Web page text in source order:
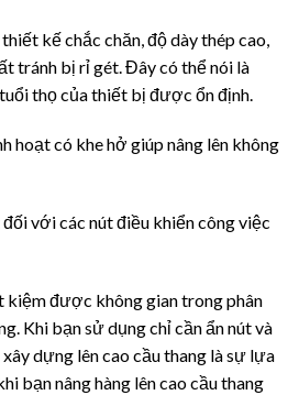
kế chắc chăn, độ dày thép cao,
tránh bị rỉ gét. Đây có thể nói là
thọ của thiết bị được ổn định.
hoạt có khe hở giúp nâng lên không
với các nút điều khiển công việc
kiệm được không gian trong phân
Khi bạn sử dụng chỉ cần ẩn nút và
dựng lên cao cầu thang là sự lựa
bạn nâng hàng lên cao cầu thang